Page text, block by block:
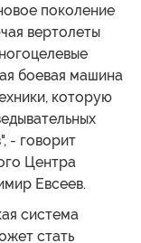
поколение
вертолеты
боевая машина
которую
- говорит
Центра
Евсеев.
система
стать